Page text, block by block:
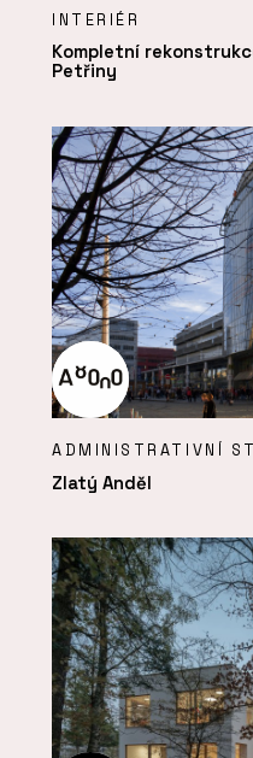
INTERIÉR
Kompletní
Petřiny
ADMINISTRATIVNÍ
Zlatý Anděl